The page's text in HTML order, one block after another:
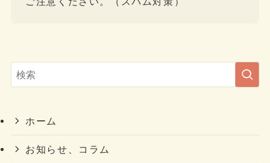
ホーム
お知らせ、コラム